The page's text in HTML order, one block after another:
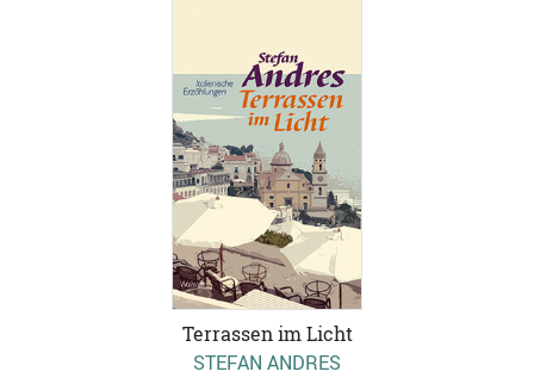
Terrassen im Licht
STEFAN ANDRES